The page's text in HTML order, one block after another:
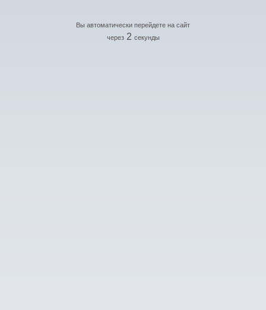
Вы автоматически перейдете на сайт
через 2 секунды